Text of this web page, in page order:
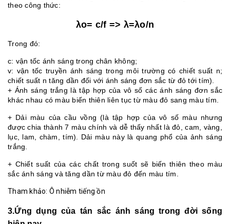
theo công thức:
λo= c/f => λ=λo/n
Trong đó:
c: vận tốc ánh sáng trong chân không;
v: vận tốc truyền ánh sáng trong môi trường có chiết suất n;
chiết suất n tăng dần đối với ánh sáng đơn sắc từ đỏ tới tím).
+ Ánh sáng trắng là tập hợp của vô số các ánh sáng đơn sắc
khác nhau có màu biến thiên liên tục từ màu đỏ sang màu tím.
+ Dải màu của cầu vồng (là tập hợp của vô số màu nhưng
được chia thành 7 màu chính và dễ thấy nhất là đỏ, cam, vàng,
lục, lam, chàm, tím). Dải màu này là quang phổ của ảnh sáng
trắng.
+ Chiết suất của các chất trong suốt sẽ biến thiên theo màu
sắc ánh sáng và tăng dần từ màu đỏ đến màu tím.
Tham khảo: Ô nhiễm tiếng ồn
3.Ứng dụng của tán sắc ánh sáng trong đời sống